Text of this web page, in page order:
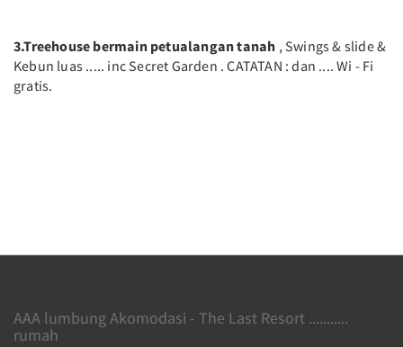
3.Treehouse bermain petualangan tanah , Swings & slide &
Kebun luas ..... inc Secret Garden . CATATAN : dan .... Wi - Fi
gratis.
AAA lumbung Akomodasi - The Last Resort ...........
rumah